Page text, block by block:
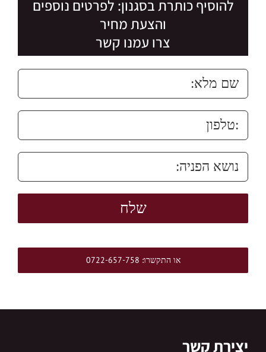
להוסיף כותרת בסגנון: לפרטים נוספים
והצעת מחיר
צרו עמנו קשר
או התקשרו: 0722-657-758
יצירת קשר